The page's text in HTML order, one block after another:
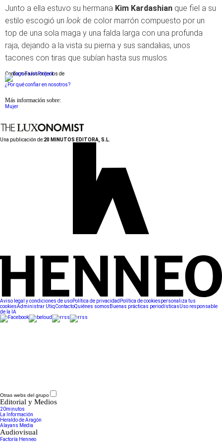
Junto a ella estuvo su hermana Kim Kardashian que fiel a su
estilo escogió un look de color marrón compuesto por un
top de una sola maga y una falda larga con una profunda
raja, dejando a la vista su pierna y sus sandalias, unos
tacones con tiras que subían hasta sus muslos.
Conforme a los criterios de
¿Por qué confiar en nosotros?
Más información sobre:
Mujer
Una publicación de:20 MINUTOS EDITORA, S.L.
Aviso legal y condiciones de usoPolítica de privacidad Política de cookiespersonaliza tus
cookiesAdministrar UtiqContactoQuiénes somos Buenas prácticas periodísticasUso responsable
de la IA
Otras webs del grupo
Editorial y Medios
20minutos
La Información
Heraldo de Aragón
Alayans Media
Audiovisual
Factoría Henneo